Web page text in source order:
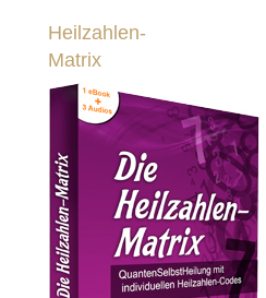
Heilzahlen-
Matrix